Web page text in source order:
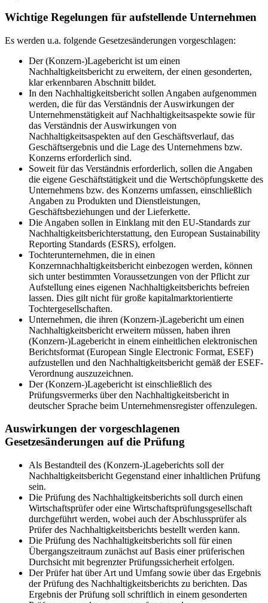
Wichtige Regelungen für aufstellende Unternehmen
Es werden u.a. folgende Gesetzesänderungen vorgeschlagen:
Der (Konzern-)Lagebericht ist um einen
Nachhaltigkeitsbericht zu erweitern, der einen gesonderten,
klar erkennbaren Abschnitt bildet.
In den Nachhaltigkeitsbericht sollen Angaben aufgenommen
werden, die für das Verständnis der Auswirkungen der
Unternehmenstätigkeit auf Nachhaltigkeitsaspekte sowie für
das Verständnis der Auswirkungen von
Nachhaltigkeitsaspekten auf den Geschäftsverlauf, das
Geschäftsergebnis und die Lage des Unternehmens bzw.
Konzerns erforderlich sind.
Soweit für das Verständnis erforderlich, sollen die Angaben
die eigene Geschäftstätigkeit und die Wertschöpfungskette des
Unternehmens bzw. des Konzerns umfassen, einschließlich
Angaben zu Produkten und Dienstleistungen,
Geschäftsbeziehungen und der Lieferkette.
Die Angaben sollen in Einklang mit den EU-Standards zur
Nachhaltigkeitsberichterstattung, den European Sustainability
Reporting Standards (ESRS), erfolgen.
Tochterunternehmen, die in einen
Konzernnachhaltigkeitsbericht einbezogen werden, können
sich unter bestimmten Voraussetzungen von der Pflicht zur
Aufstellung eines eigenen Nachhaltigkeitsberichts befreien
lassen. Dies gilt nicht für große kapitalmarktorientierte
Tochtergesellschaften.
Unternehmen, die ihren (Konzern-)Lagebericht um einen
Nachhaltigkeitsbericht erweitern müssen, haben ihren
(Konzern-)Lagebericht in einem einheitlichen elektronischen
Berichtsformat (European Single Electronic Format, ESEF)
aufzustellen und den Nachhaltigkeitsbericht gemäß der ESEF-
Verordnung auszuzeichnen.
Der (Konzern-)Lagebericht ist einschließlich des
Prüfungsvermerks über den Nachhaltigkeitsbericht in
deutscher Sprache beim Unternehmensregister offenzulegen.
Auswirkungen der vorgeschlagenen
Gesetzesänderungen auf die Prüfung
Als Bestandteil des (Konzern-)Lageberichts soll der
Nachhaltigkeitsbericht Gegenstand einer inhaltlichen Prüfung
sein.
Die Prüfung des Nachhaltigkeitsberichts soll durch einen
Wirtschaftsprüfer oder eine Wirtschaftsprüfungsgesellschaft
durchgeführt werden, wobei auch der Abschlussprüfer als
Prüfer des Nachhaltigkeitsberichts bestellt werden kann.
Die Prüfung des Nachhaltigkeitsberichts soll für einen
Übergangszeitraum zunächst auf Basis einer prüferischen
Durchsicht mit begrenzter Prüfungssicherheit erfolgen.
Der Prüfer hat über Art und Umfang sowie über das Ergebnis
der Prüfung des Nachhaltigkeitsberichts zu berichten. Das
Ergebnis der Prüfung soll schriftlich in einem gesonderten